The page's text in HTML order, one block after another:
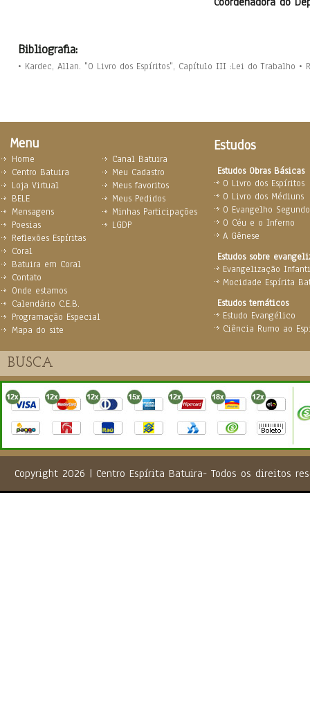
Bibliografia:
• Kardec, Allan. "O Livro dos Espíritos", Capítulo III :Lei do Trabalho •
Menu Estudos
Estudos Obras Básicas
O Livro dos Espíritos
O Livro dos Médiuns
O Evangelho
O Céu e o Inferno
A Gênese
Estudos sobre
Evangelização
Mocidade Espírita
Estudos temáticos
Estudo Evangélico
Ciência Rumo ao
Home
Centro Batuira
Loja Virtual
BELE
Mensagens
Poesias
Reflexões Espíritas
Coral
Batuira em Coral
Contato
Onde estamos
Calendário C.E.B.
Programação Especial
Mapa do site
Canal Batuira
Meu Cadastro
Meus favoritos
Meus Pedidos
Minhas Participações
LGDP
Copyright 2026 | Centro Espírita Batuira- Todos os